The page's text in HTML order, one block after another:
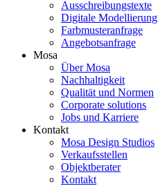
Ausschreibungstexte
Digitale Modellierung
Farbmusteranfrage
Angebotsanfrage
Mosa
Über Mosa
Nachhaltigkeit
Qualität und Normen
Corporate solutions
Jobs und Karriere
Kontakt
Mosa Design Studios
Verkaufsstellen
Objektberater
Kontakt